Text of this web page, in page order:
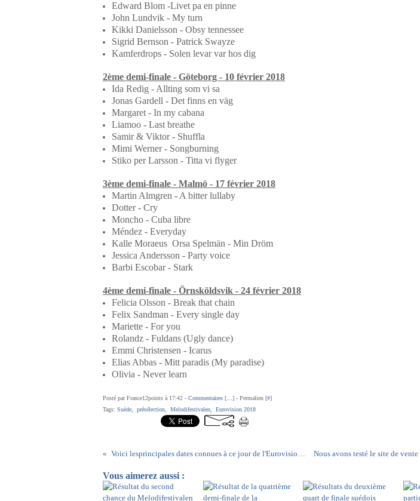
Edward Blom -Livet pa en pinne
John Lundvik - My turn
Kikki Danielsson - Obsy tennessee
Sigrid Bernson - Patrick Swayze
Kamferdrops - Solen levar var hos dig
2ème demi-finale - Göteborg - 10 février 2018
Ida Redig - Allting som vi sa
Jonas Gardell - Det finns en väg
Margaret - In my cabana
Liamoo - Last breathe
Samir & Viktor - Shuffla
Mimi Werner - Songburning
Stiko per Larsson - Titta vi flyger
3ème demi-finale - Malmö - 17 février 2018
Martin Almgren - A bitter lullaby
Dotter - Cry
Moncho - Cuba libre
Méndez - Everyday
Kalle Moraeus Orsa Spelmän - Min Dröm
Jessica Andersson - Party voice
Barbi Escobar - Stark
4ème demi-finale - Örnsköldsvik - 24 février 2018
Felicia Olsson - Break that chain
Felix Sandman - Every single day
Mariette - For you
Rolandz - Fuldans (Ugly dance)
Emmi Christensen - Icarus
Elias Abbas - Mitt paradis (My paradise)
Olivia - Never learn
Posté par France12points à 17:42 - Commentaires [ ] - Permalien [#]
Tags: Suède présélection Melodifestivalen Eurovision 2018
Voici lesprincipales dates connues à ce jour de l'Eurovision 2018
Vous aimerez aussi :